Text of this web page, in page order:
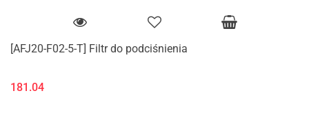
[AFJ20-F02-5-T] Filtr do podciśnienia
181.04